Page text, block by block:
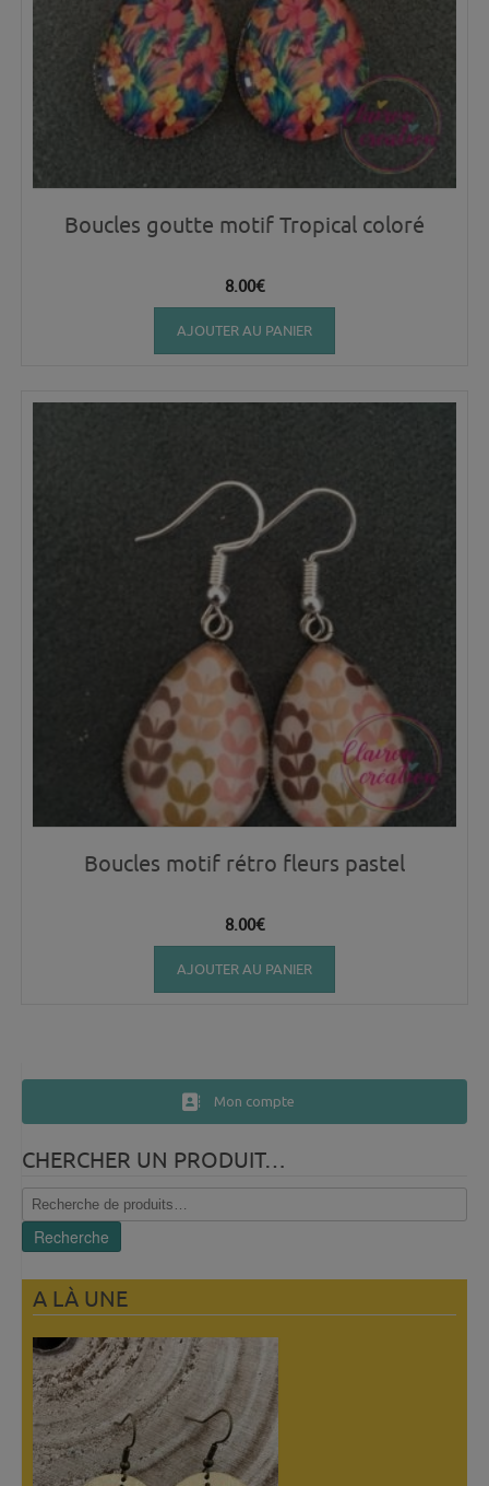
Boucles goutte motif Tropical coloré
8.00€
AJOUTER AU PANIER
Boucles motif rétro fleurs pastel
8.00€
AJOUTER AU PANIER
Mon compte
CHERCHER UN PRODUIT…
Recherche
pour :
Recherche
A LÀ UNE